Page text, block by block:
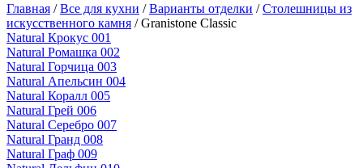
Главная /Все для кухни /Варианты отделки /Столешницы из
искусственного камня /Granistone Classic
Natural Крокус 001
Natural Ромашка 002
Natural Горчица 003
Natural Апельсин 004
Natural Коралл 005
Natural Грей 006
Natural Серебро 007
Natural Гранд 008
Natural Граф 009